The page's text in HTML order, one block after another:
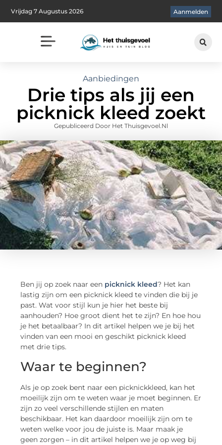
Vrijdag 7 Augustus 2026 Aanmelden
Aanbiedingen
Drie tips als jij een
picknick kleed zoekt
Gepubliceerd Door Het Thuisgevoel.nl
Ben jij op zoek naar een picknick kleed? Het kan
lastig zijn om een picknick kleed te vinden die bij je
past. Wat voor stijl kun je hier het beste bij
aanhouden? Hoe groot dient het te zijn? En hoe hou
je het betaalbaar? In dit artikel helpen we je bij het
vinden van een mooi en geschikt picknick kleed
met drie tips.
Waar te beginnen?
Als je op zoek bent naar een picknickkleed, kan het
moeilijk zijn om te weten waar je moet beginnen. Er
zijn zo veel verschillende stijlen en maten
beschikbaar. Het kan daardoor moeilijk zijn om te
weten welke voor jou de juiste is. Maar maak je
geen zorgen – in dit artikel helpen we je op weg bij